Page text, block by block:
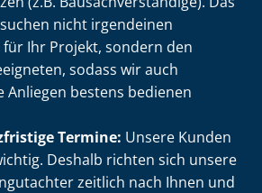
nicht irgendeinen
Ihr Projekt, sondern den
sodass wir auch
Anliegen bestens bedienen
Termine: Unsere Kunden
Deshalb richten sich unsere
zeitlich nach Ihnen und